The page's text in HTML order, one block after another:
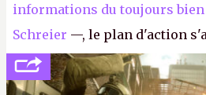
informations du toujours bien
Schreier —, le plan d'action
réductions de coûts
studios et licenciements